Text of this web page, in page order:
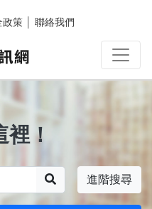
政策 聯絡我們
！
進階搜尋